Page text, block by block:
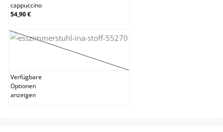
cappuccino
54,90 €
schwarz
(Diese Option ist zurzeit nicht verfügbar.)
Verfügbare
Optionen
anzeigen